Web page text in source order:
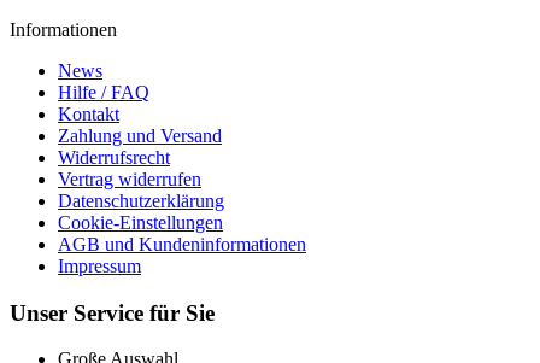
Informationen
News
Hilfe / FAQ
Kontakt
Zahlung und Versand
Widerrufsrecht
Vertrag widerrufen
Datenschutzerklärung
Cookie-Einstellungen
AGB und Kundeninformationen
Impressum
Unser Service für Sie